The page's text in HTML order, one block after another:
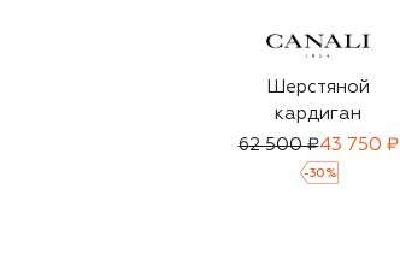
Шерстяной
кардиган
62 500 ₽43 750 ₽
-30 %